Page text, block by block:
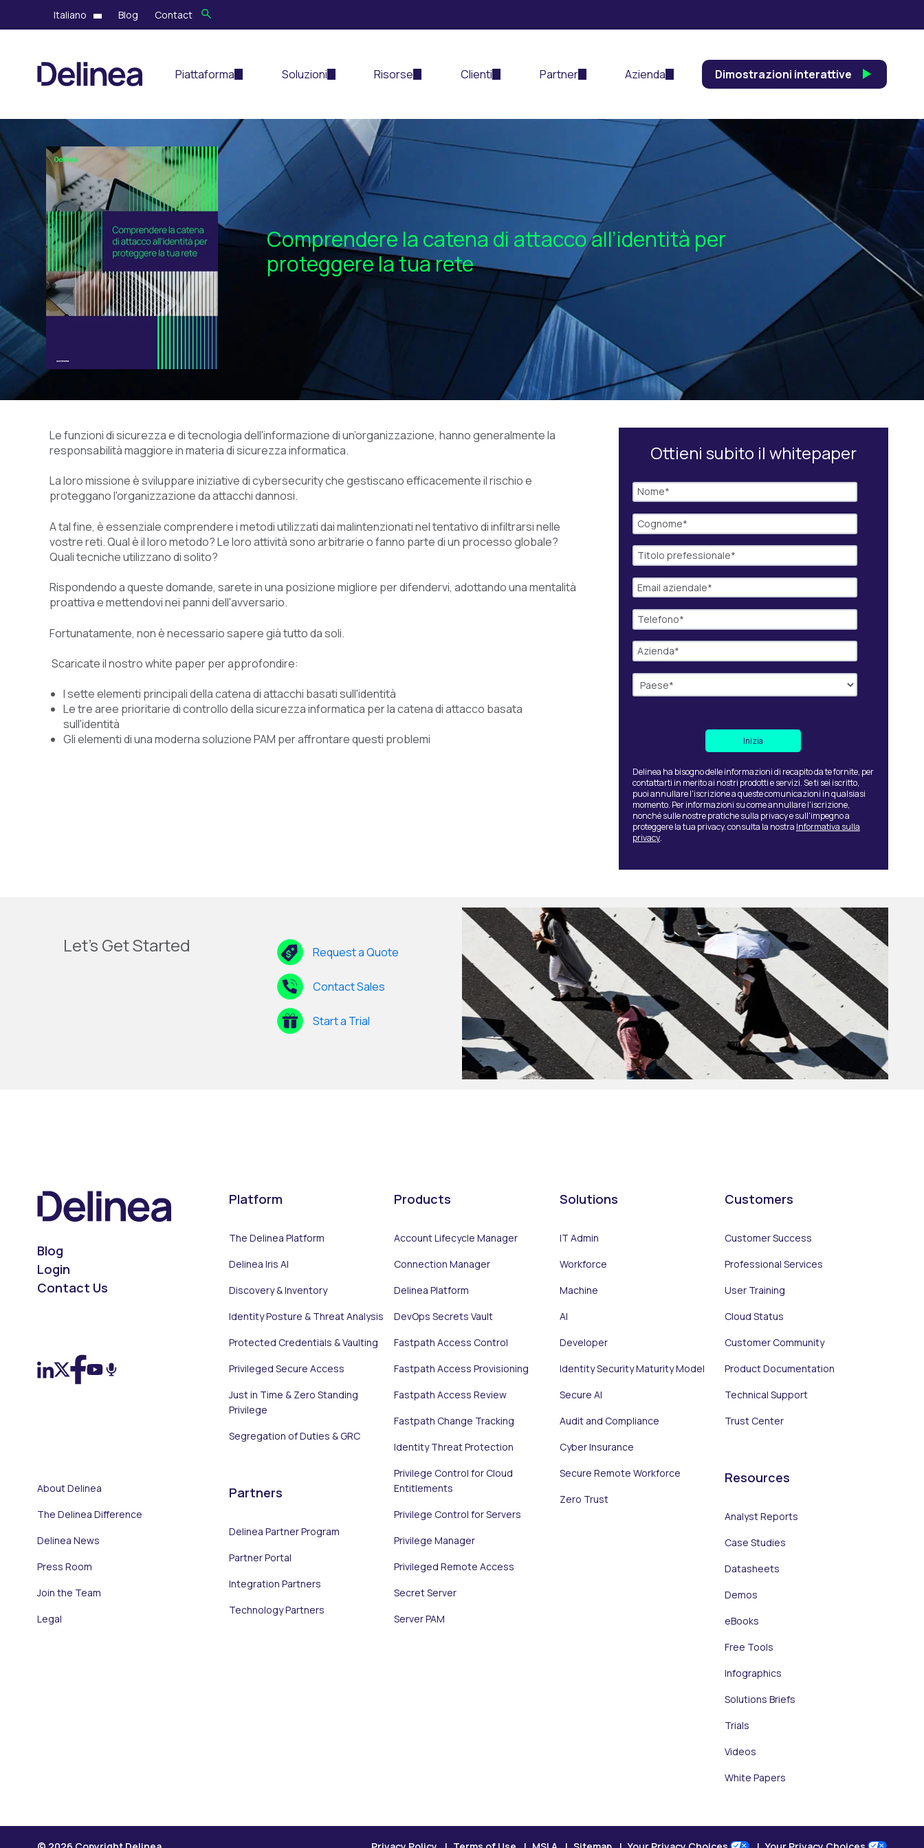
Italiano Blog Contact
Piattaforma Soluzioni Risorse Clienti Partner Azienda Dimostrazioni interattive
Comprendere la catena di attacco all’identità per
proteggere la tua rete
Le funzioni di sicurezza e di tecnologia dell'informazione di un’organizzazione, hanno generalmente la
responsabilità maggiore in materia di sicurezza informatica.
La loro missione è sviluppare iniziative di cybersecurity che gestiscano efficacemente il rischio e
proteggano l'organizzazione da attacchi dannosi.
A tal fine, è essenziale comprendere i metodi utilizzati dai malintenzionati nel tentativo di infiltrarsi nelle
vostre reti. Qual è il loro metodo? Le loro attività sono arbitrarie o fanno parte di un processo globale?
Quali tecniche utilizzano di solito?
Rispondendo a queste domande, sarete in una posizione migliore per difendervi, adottando una mentalità
proattiva e mettendovi nei panni dell'avversario.
Fortunatamente, non è necessario saperegiàtutto da soli.
Scaricate il nostro white paper per approfondire:
I sette elementi principali della catena di attacchi basati sull'identità
Le tre aree prioritarie di controllo della sicurezza informatica per la catena di attacco basata
sull'identità
Gli elementi di una moderna soluzione PAM per affrontare questi problemi
Ottieni subito il whitepaper
Delinea ha bisogno delle informazioni di recapito da te fornite, per
contattarti in merito ai nostri prodotti e servizi. Se ti sei iscritto,
puoi annullare l'iscrizione a queste comunicazioni in qualsiasi
momento. Per informazioni su come annullare l'iscrizione,
nonché sulle nostre pratiche sulla privacy e sull'impegno a
proteggere la tua privacy, consulta la nostra Informativa sulla
privacy.
Let's Get Started Request a Quote
Contact Sales
Start a Trial
Blog
Login
Contact Us
About Delinea
The Delinea Difference
Delinea News
Press Room
Join the Team
Legal
Platform
The Delinea Platform
Delinea Iris AI
Discovery & Inventory
Identity Posture & Threat Analysis
Protected Credentials & Vaulting
Privileged Secure Access
Just in Time & Zero Standing
Privilege
Segregation of Duties & GRC
Partners
Delinea Partner Program
Partner Portal
Integration Partners
Technology Partners
Products
Account Lifecycle Manager
Connection Manager
Delinea Platform
DevOps Secrets Vault
Fastpath Access Control
Fastpath Access Provisioning
Fastpath Access Review
Fastpath Change Tracking
Identity Threat Protection
Privilege Control for Cloud
Entitlements
Privilege Control for Servers
Privilege Manager
Privileged Remote Access
Secret Server
Server PAM
Solutions
IT Admin
Workforce
Machine
AI
Developer
Identity Security Maturity Model
Secure AI
Audit and Compliance
Cyber Insurance
Secure Remote Workforce
Zero Trust
Customers
Customer Success
Professional Services
User Training
Cloud Status
Customer Community
Product Documentation
Technical Support
Trust Center
Resources
Analyst Reports
Case Studies
Datasheets
Demos
eBooks
Free Tools
Infographics
Solutions Briefs
Trials
Videos
White Papers